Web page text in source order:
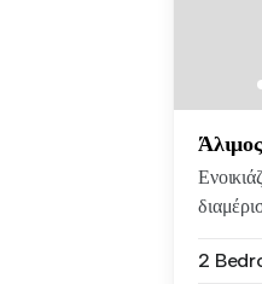
Άλιμος